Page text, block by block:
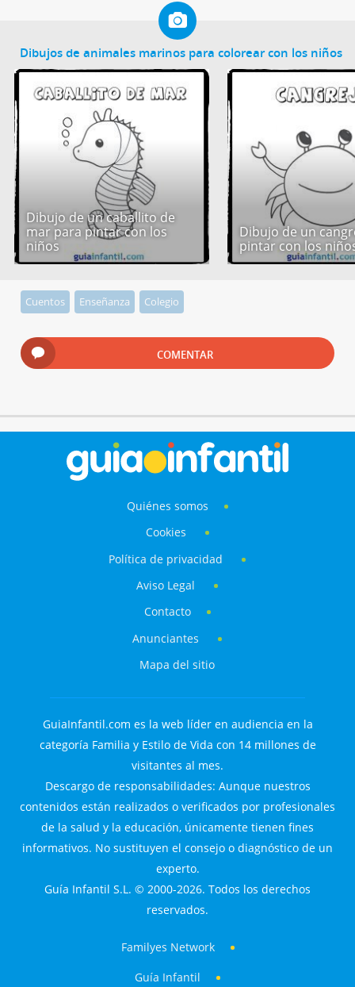
Dibujos de animales marinos para colorear con los niños
Dibujo de un caballito de
mar para pintar con los
niños
Dibujo de un
pintar con los
Cuentos Enseñanza Colegio
COMENTAR
Quiénes somos
Cookies
Política de privacidad
Aviso Legal
Contacto
Anunciantes
Mapa del sitio
GuiaInfantil.com es la web líder en audiencia en la
categoría Familia y Estilo de Vida con 14 millones de
visitantes al mes.
Descargo de responsabilidades: Aunque nuestros
contenidos están realizados o verificados por profesionales
de la salud y la educación, únicamente tienen fines
informativos. No sustituyen el consejo o diagnóstico de un
experto.
Guía Infantil S.L. © 2000-2026. Todos los derechos
reservados.
Familyes Network
Guía Infantil